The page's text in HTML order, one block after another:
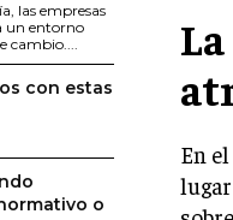
las empresas
un entorno
cambio....
con estas
o
En